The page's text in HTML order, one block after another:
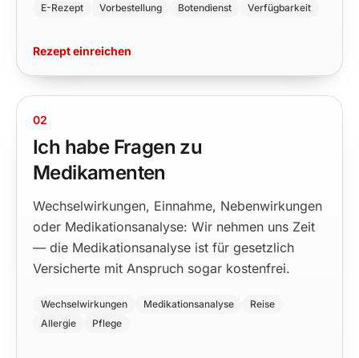
E-Rezept Vorbestellung Botendienst Verfügbarkeit
Rezept einreichen
02
Ich habe Fragen zu
Medikamenten
Wechselwirkungen, Einnahme, Nebenwirkungen
oder Medikationsanalyse: Wir nehmen uns Zeit
— die Medikationsanalyse ist für gesetzlich
Versicherte mit Anspruch sogar kostenfrei.
Wechselwirkungen Medikationsanalyse
Reise
Allergie
Pflege